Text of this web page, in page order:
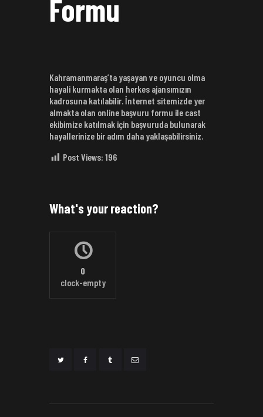
Formu
Kahramanmaraş’ta yaşayan ve oyuncu olma
hayali kurmakta olan herkes ajansımızın
kadrosuna katılabilir. İnternet sitemizde yer
almakta olan online başvuru formu ile cast
ekibimize katılmak için başvuruda bulunarak
hayallerinize bir adım daha yaklaşabilirsiniz.
Post Views: 196
What's your reaction?
0
clock-empty